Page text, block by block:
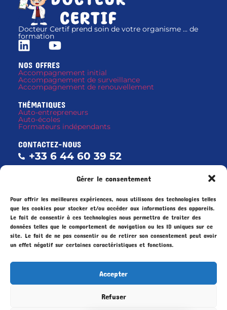
Gérer le consentement
Pour offrir les meilleures expériences, nous utilisons des technologies telles
que les cookies pour stocker et/ou accéder aux informations des appareils.
Le fait de consentir à ces technologies nous permettra de traiter des
données telles que le comportement de navigation ou les ID uniques sur ce
site. Le fait de ne pas consentir ou de retirer son consentement peut avoir
un effet négatif sur certaines caractéristiques et fonctions.
Accepter
Refuser
Docteur Certif prend soin de votre organisme ... de
formation
NOS OFFRES
Accompagnement initial
Accompagnement de surveillance
Accompagnement de renouvellement
THÉMATIQUES
Auto-entrepreneurs
Auto-écoles
Formateurs indépendants
CONTACTEZ-NOUS
+33 6 44 60 39 52
contact@docteurcertif.fr
Aix-en-Provence –Ajaccio –Angers–Bastia–
Bordeaux–Corse–Dijon –Essonne–Grenoble
Le Havre–Lille–Lyon–Marseille–Montpellier–
Nantes–Nice–Paris–Reims – Rennes
Villeurbanne
© DOCTEUR CERTIF, 2025Tous droits réservés